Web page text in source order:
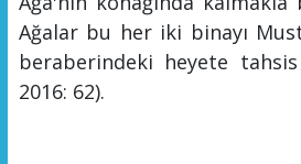
Ağalar bu her iki binayı
beraberindeki heyete
2016: 62).